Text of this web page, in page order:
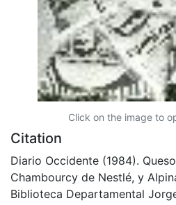
Click on the image to
Citation
Diario Occidente (1984).
Chambourcy de Nestlé, y
Biblioteca Departamental